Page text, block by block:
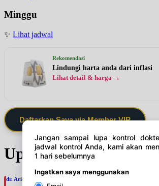
Minggu
✨ Lihat jadwal
Rekomendasi
Lindungi harta anda dari inflasi
Lihat detail & harga →
Daftarkan Saya via Member VIP
Update Jadwal
dr. Ario Baskoro, SpU